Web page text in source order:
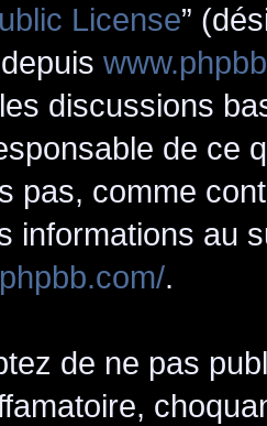
License”
discussions
de ce
pas, comme
informations au
.
de ne pas